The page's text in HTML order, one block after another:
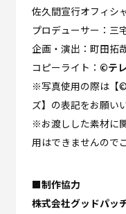
佐久間宣行オフィシ
プロデューサー：三
企画・演出：町田拓
コピーライト： ©テ
※写真使用の際は【
ズ】の表記をお願い
※お渡しした素材に
用はできませんので
■制作協力
株式会社グッドパッ